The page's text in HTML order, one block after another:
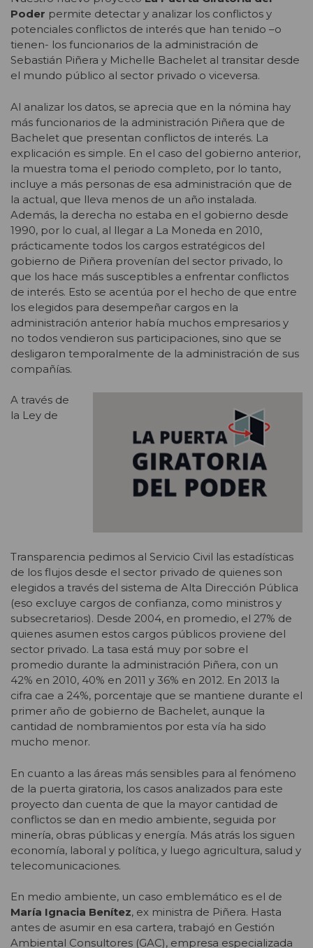
Poder permite detectar y analizar los conflictos y
potenciales conflictos de interés que han tenido –o
tienen- los funcionarios de la administración de
Sebastián Piñera y Michelle Bachelet al transitar desde
el mundo público al sector privado o viceversa.
Al analizar los datos, se aprecia que en la nómina hay
más funcionarios de la administración Piñera que de
Bachelet que presentan conflictos de interés. La
explicación es simple. En el caso del gobierno anterior,
la muestra toma el periodo completo, por lo tanto,
incluye a más personas de esa administración que de
la actual, que lleva menos de un año instalada.
Además, la derecha no estaba en el gobierno desde
1990, por lo cual, al llegar a La Moneda en 2010,
prácticamente todos los cargos estratégicos del
gobierno de Piñera provenían del sector privado, lo
que los hace más susceptibles a enfrentar conflictos
de interés. Esto se acentúa por el hecho de que entre
los elegidos para desempeñar cargos en la
administración anterior había muchos empresarios y
no todos vendieron sus participaciones, sino que se
desligaron temporalmente de la administración de sus
compañías.
A través de
la Ley de
Transparencia pedimos al Servicio Civil las estadísticas
de los flujos desde el sector privado de quienes son
elegidos a través del sistema de Alta Dirección Pública
(eso excluye cargos de confianza, como ministros y
subsecretarios). Desde 2004, en promedio, el 27% de
quienes asumen estos cargos públicos proviene del
sector privado. La tasa está muy por sobre el
promedio durante la administración Piñera, con un
42% en 2010, 40% en 2011 y 36% en 2012. En 2013 la
cifra cae a 24%, porcentaje que se mantiene durante el
primer año de gobierno de Bachelet, aunque la
cantidad de nombramientos por esta vía ha sido
mucho menor.
En cuanto a las áreas más sensibles para al fenómeno
de la puerta giratoria, los casos analizados para este
proyecto dan cuenta de que la mayor cantidad de
conflictos se dan en medio ambiente, seguida por
minería, obras públicas y energía. Más atrás los siguen
economía, laboral y política, y luego agricultura, salud y
telecomunicaciones.
En medio ambiente, un caso emblemático es el de
María Ignacia Benítez, ex ministra de Piñera. Hasta
antes de asumir en esa cartera, trabajó en Gestión
Ambiental Consultores (GAC), empresa especializada